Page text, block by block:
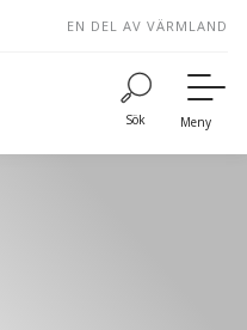
EN DEL AV VÄRMLAND
Sök Meny